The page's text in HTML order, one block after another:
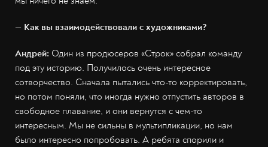
— Как вы взаимодействовали с художниками?
Андрей: Один из продюсеров «Строк» собрал команду
под эту историю. Получилось очень интересное
сотворчество. Сначала пытались что-то корректировать,
но потом поняли, что иногда нужно отпустить авторов в
свободное плавание, и они вернутся с чем-то
интересным. Мы не сильны в мультипликации, но нам
было интересно попробовать. А ребята спорили и